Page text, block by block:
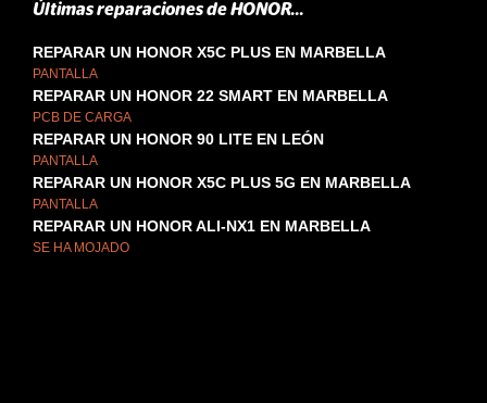
Últimas reparaciones de HONOR...
REPARAR UN HONOR X5C PLUS EN MARBELLA
PANTALLA
REPARAR UN HONOR 22 SMART EN MARBELLA
PCB DE CARGA
REPARAR UN HONOR 90 LITE EN LEÓN
PANTALLA
REPARAR UN HONOR X5C PLUS 5G EN MARBELLA
PANTALLA
REPARAR UN HONOR ALI-NX1 EN MARBELLA
SE HA MOJADO